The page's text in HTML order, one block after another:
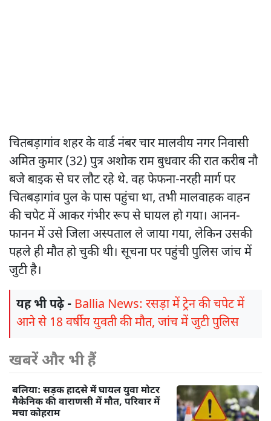
चितबड़ागांव शहर के वार्ड नंबर चार मालवीय नगर निवासी
अमित कुमार (32) पुत्र अशोक राम बुधवार की रात करीब नौ
बजे बाइक से घर लौट रहे थे. वह फेफना-नरही मार्ग पर
चितबड़ागांव पुल के पास पहुंचा था, तभी मालवाहक वाहन
की चपेट में आकर गंभीर रूप से घायल हो गया। आनन-
फानन में उसे जिला अस्पताल ले जाया गया, लेकिन उसकी
पहले ही मौत हो चुकी थी। सूचना पर पहुंची पुलिस जांच में
जुटी है।
यह भी पढ़े - Ballia News: रसड़ा में ट्रेन की चपेट में
आने से 18 वर्षीय युवती की मौत, जांच में जुटी पुलिस
खबरें और भी हैं
बलिया: सड़क हादसे में घायल युवा मोटर
मैकेनिक की वाराणसी में मौत, परिवार में
मचा कोहराम